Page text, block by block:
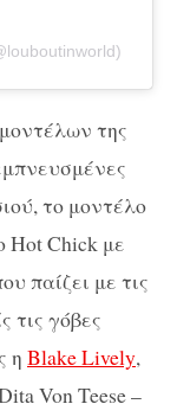
της
το μοντέλο
HotChick με
παίζει με τις
τις γόβες
η BlakeLively,
Von Teese–